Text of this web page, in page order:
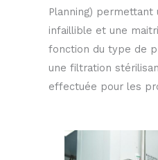
Planning) permettant
infaillible et une
fonction du type de
une filtration
effectuée pour les